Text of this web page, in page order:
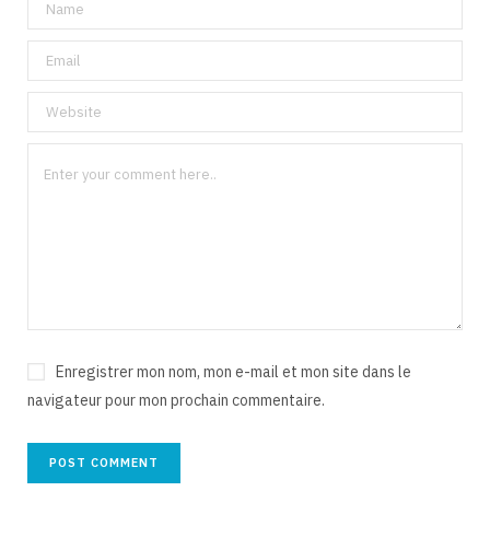
Enregistrer mon nom, mon e-mail et mon site dans le
navigateur pour mon prochain commentaire.